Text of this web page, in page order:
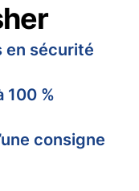
en sécurité
100 %
consigne